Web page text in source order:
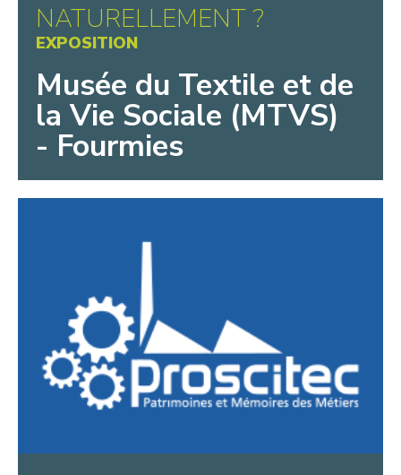
NATURELLEMENT ?
EXPOSITION
Musée du Textile et de
la Vie Sociale (MTVS)
- Fourmies